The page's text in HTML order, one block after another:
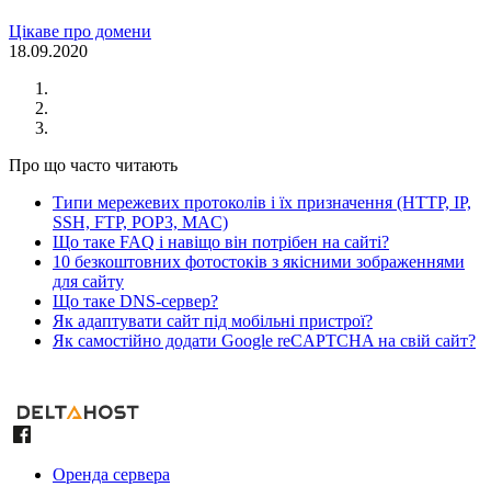
Цікаве про домени
18.09.2020
Про що часто читають
Типи мережевих протоколів і їх призначення (HTTP, IP,
SSH, FTP, POP3, MAC)
Що таке FAQ і навіщо він потрібен на сайті?
10 безкоштовних фотостоків з якісними зображеннями
для сайту
Що таке DNS-сервер?
Як адаптувати сайт під мобільні пристрої?
Як самостійно додати Google reCAPTCHA на свій сайт?
Оренда сервера